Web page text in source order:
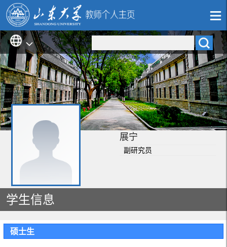
展宁
副研究员
学生信息
硕士生